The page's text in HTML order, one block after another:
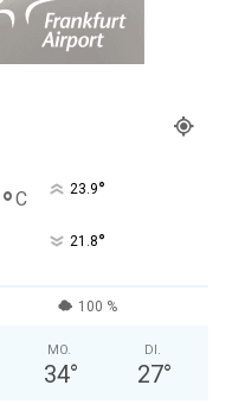
°C 23.9°
21.8°
100 %
MO.
34°
DI.
27°